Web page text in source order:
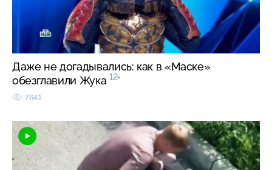
Даже не догадывались: как в «Маске»
обезглавили Жука 12+
7641